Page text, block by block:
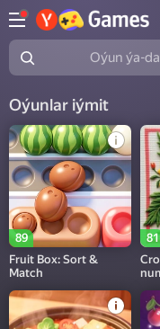
Oýun ýa-da žanny tap
Oýunlar iýmit
89
Fruit Box: Sort &
Match
81